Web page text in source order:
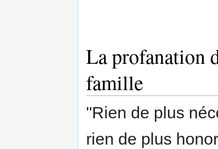
La profanation
famille
"Rien de plus
rien de plus